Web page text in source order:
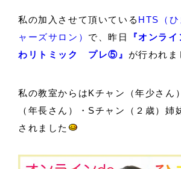
私の加入させて頂いている HTS（
ャーズサロン） で、昨日
『オンラ
わリトミック プレ⑤』 が行われま
私の教室からはKチャン（年少さん
（年長さん）・Sチャン（２歳）姉
されました